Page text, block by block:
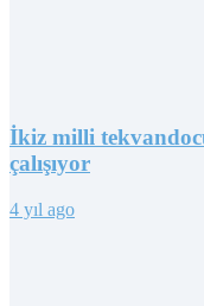
İkiz milli
çalışıyor
4 yıl ago